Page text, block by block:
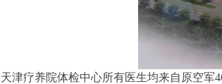
天津疗养院体检中心所有医生均来自原空军